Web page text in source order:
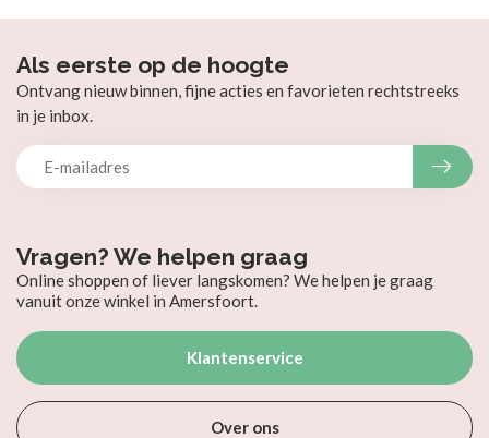
Vragen? We helpen graag
Online shoppen of liever langskomen? We helpen je graag
vanuit onze winkel in Amersfoort.
Klantenservice
Over ons
Als eerste op de hoogte
Ontvang nieuw binnen, fijne acties en favorieten rechtstreeks
in je inbox.